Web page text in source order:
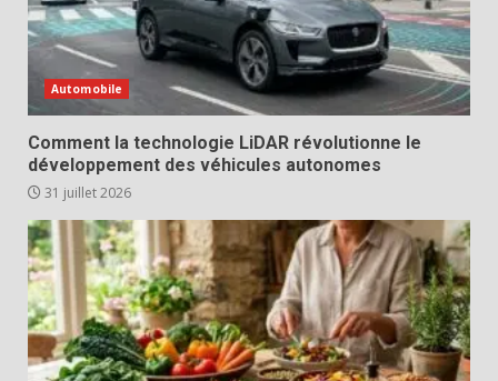
Automobile
Comment la technologie LiDAR révolutionne le
développement des véhicules autonomes
31 juillet 2026